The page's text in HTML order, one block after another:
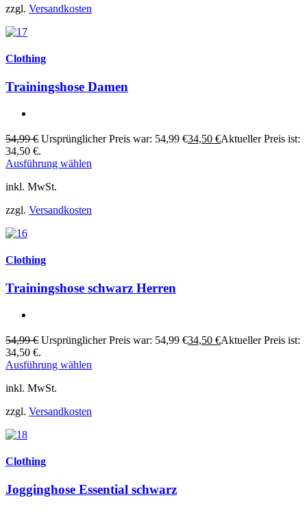
zzgl. Versandkosten
Clothing
Trainingshose Damen
54,99€ Ursprünglicher Preis war: 54,99 €34,50 €Aktueller Preis ist:
34,50 €.
Ausführung wählen
inkl. MwSt.
zzgl. Versandkosten
Clothing
Trainingshose schwarz Herren
54,99€ Ursprünglicher Preis war: 54,99 €34,50 €Aktueller Preis ist:
34,50 €.
Ausführung wählen
inkl. MwSt.
zzgl. Versandkosten
Clothing
Jogginghose Essential schwarz